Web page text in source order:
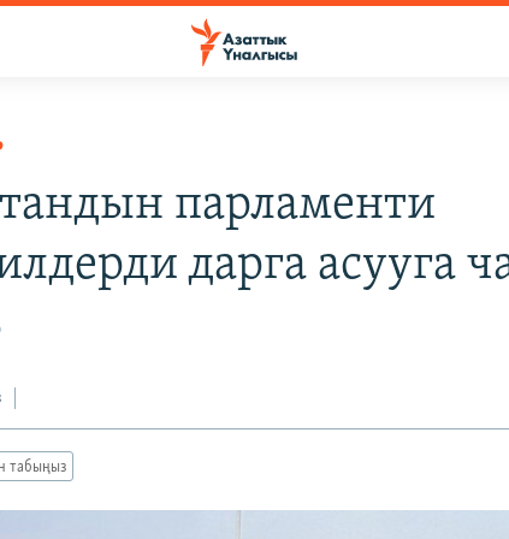
парламенти
дарга асууга
табыңыз